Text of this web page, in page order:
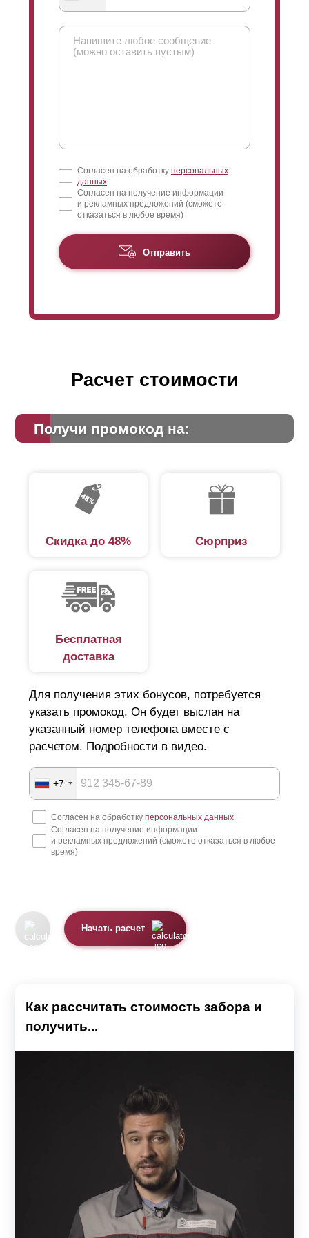
Особенностью этой модели является то, что забор
участками.
Ограждение получается двусторонним за счет
особой укладки профиля, формой домика. Если
посмотреть сбоку на уложенные профиля, то они
напоминают крыши домов.
Выбор глубины секции, и соответственно
глубиныламелейостается за заказчиком. Чем
массивность, громоздкость. Но при этом, выбор
Размеры
глубине секции 50 мм, высота
80 мм - толамели105 мм.
Согласен на обработку персональных
данных
Согласен на получение информации
и рекламных предложений (сможете
отказаться в любое время)
Отправить
Расчет стоимости
Получи промокод на:
Скидка до 48% Сюрприз
Бесплатная
доставка
Для получения этих бонусов, потребуется
указать промокод. Он будет выслан на
указанный номер телефона вместе с
расчетом. Подробности в видео.
+7
Согласен на обработку персональных данных
Согласен на получение информации
и рекламных предложений (сможете отказаться в любое
время)
Начать расчет
Как рассчитать стоимость забора и
получить...